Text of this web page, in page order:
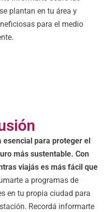
plantan en tu área y
para el medio
para proteger el
más sustentable. Con
viajás es más fácil que
a programas de
en tu propia ciudad para
Recordá informarte